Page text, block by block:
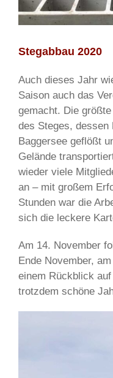
Stegabbau 2020
Auch dieses Jahr
Saison auch das
gemacht. Die
des Steges, dessen
Baggersee geflößt
Gelände
wieder viele
an – mit großem
Stunden war die
sich die leckere
Am 14. November
Ende November,
einem Rückblick
trotzdem schöne